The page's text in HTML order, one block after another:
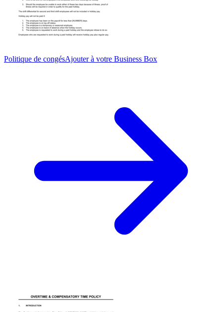
Politique de congésAjouter à votre Business Box